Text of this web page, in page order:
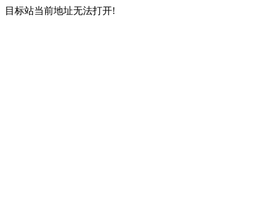
目标站当前地址无法打开!